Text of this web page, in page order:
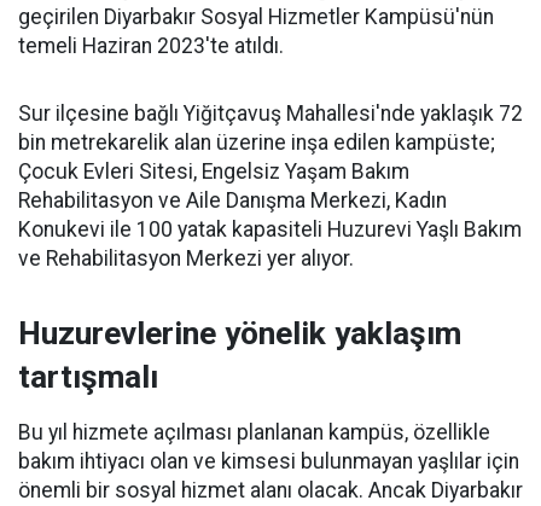
geçirilen Diyarbakır Sosyal Hizmetler Kampüsü'nün
temeli Haziran 2023'te atıldı.
Sur ilçesine bağlı Yiğitçavuş Mahallesi'nde yaklaşık 72
bin metrekarelik alan üzerine inşa edilen kampüste;
Çocuk Evleri Sitesi, Engelsiz Yaşam Bakım
Rehabilitasyon ve Aile Danışma Merkezi, Kadın
Konukevi ile 100 yatak kapasiteli Huzurevi Yaşlı Bakım
ve Rehabilitasyon Merkezi yer alıyor.
Huzurevlerine yönelik yaklaşım
tartışmalı
Bu yıl hizmete açılması planlanan kampüs, özellikle
bakım ihtiyacı olan ve kimsesi bulunmayan yaşlılar için
önemli bir sosyal hizmet alanı olacak. Ancak Diyarbakır